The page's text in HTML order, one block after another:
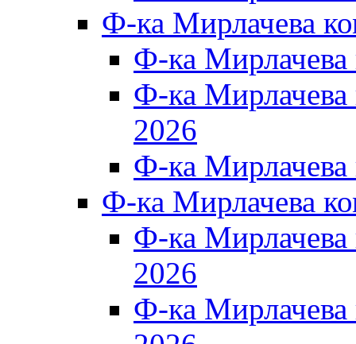
Ф-ка Мирлачева
Ф-ка
Ф-ка
2026
Ф-ка
Ф-ка Мирлачева
Ф-ка
2026
Ф-ка